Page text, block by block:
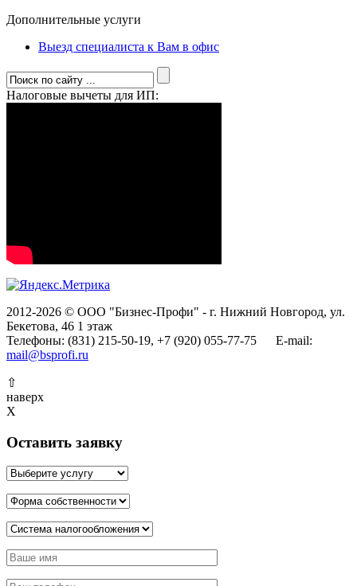
Дополнительные услуги
Выезд специалиста к Вам в офис
Налоговые вычеты для ИП:
2012-2026 © ООО "Бизнес-Профи" - г. Нижний Новгород, ул.
Бекетова, 46 1 этаж
Телефоны: (831) 215-50-19, +7 (920) 055-77-75 E-mail:
mail@bsprofi.ru
⇧
наверх
X
Оставить заявку